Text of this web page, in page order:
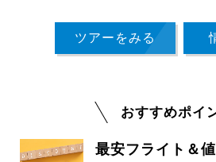
ツアーをみる
おすすめポイ
最安フライト＆